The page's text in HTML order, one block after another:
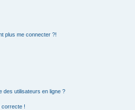
plus me connecter ?!
des utilisateurs en ligne ?
correcte !